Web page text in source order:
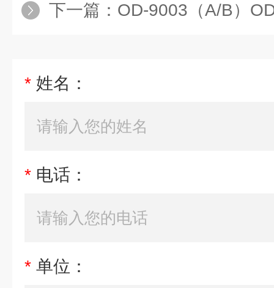
下一篇： OD-9003（A/B）OD-
* 姓名：
* 电话：
* 单位：